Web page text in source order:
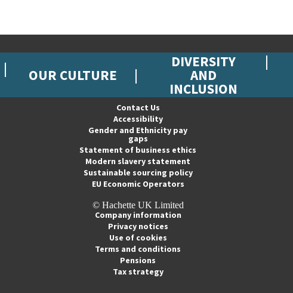
OUR CULTURE
DIVERSITY
AND
INCLUSION
Contact Us
Accessibility
Gender and Ethnicity pay
gaps
Statement of business ethics
Modern slavery statement
Sustainable sourcing policy
EU Economic Operators
© Hachette UK Limited
Company information
Privacy notices
Use of cookies
Terms and conditions
Pensions
Tax strategy